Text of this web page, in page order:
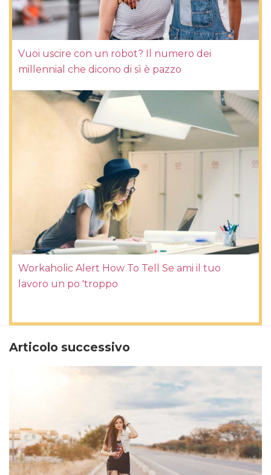
Vuoi uscire con un robot? Il numero dei
millennial che dicono di sì è pazzo
Workaholic Alert How To Tell Se ami il tuo
lavoro un po 'troppo
Articolo successivo